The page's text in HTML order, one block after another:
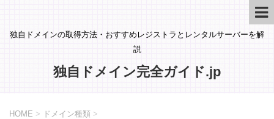
独自ドメインの取得方法・おすすめレジストラとレンタルサーバーを解
説
独自ドメイン完全ガイド.jp
HOME > ドメイン種類 >